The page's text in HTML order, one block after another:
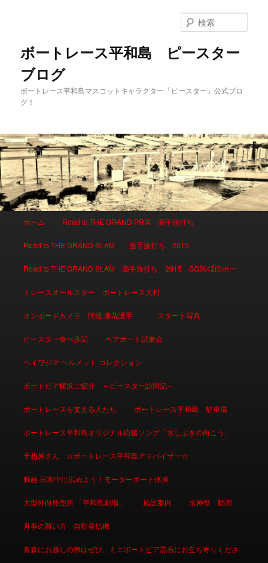
ボートレース平和島 ピースター
ブログ
ボートレース平和島マスコットキャラクター「ピースター」公式ブロ
グ！
索
メインコンテンツへ移動
サブコンテンツへ移動
ホーム Road to THE GRAND PRIX 面手旅打ち
Road to THE GRAND SLAM 面手旅打ち 2015
Road to THE GRAND SLAM 面手旅打ち 2015 SG第42回ボー
トレースオールスター ボートレース大村
オンボードカメラ 阿波 勝哉選手 スタート写真
ピースター食べ歩記 ペアボート試乗会
ヘイワジマ ヘルメット コレクション
ボートピア横浜ご紹介 ～ピースター訪問記～
ボートレースを支える人たち ボートレース平和島 駐車場
ボートレース平和島オリジナル応援ソング「水しぶきの向こう」
予想屋さん ☆ボートレース平和島アドバイザー☆
動画 日本中に広めよう！モーターボート体操
大型外向発売所 「平和島劇場」 施設案内 水神祭 動画
舟券の買い方 自動発払機
青森にお越しの際はぜひ、ミニボートピア黒石にお立ち寄りくださ